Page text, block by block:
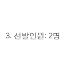
3. 선발인원: 2명